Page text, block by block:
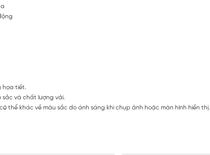
họa tiết.
và chất lượng vải.
thể khác về màu sắc do ánh sáng khi chụp ảnh hoặc màn hình hiển thị.